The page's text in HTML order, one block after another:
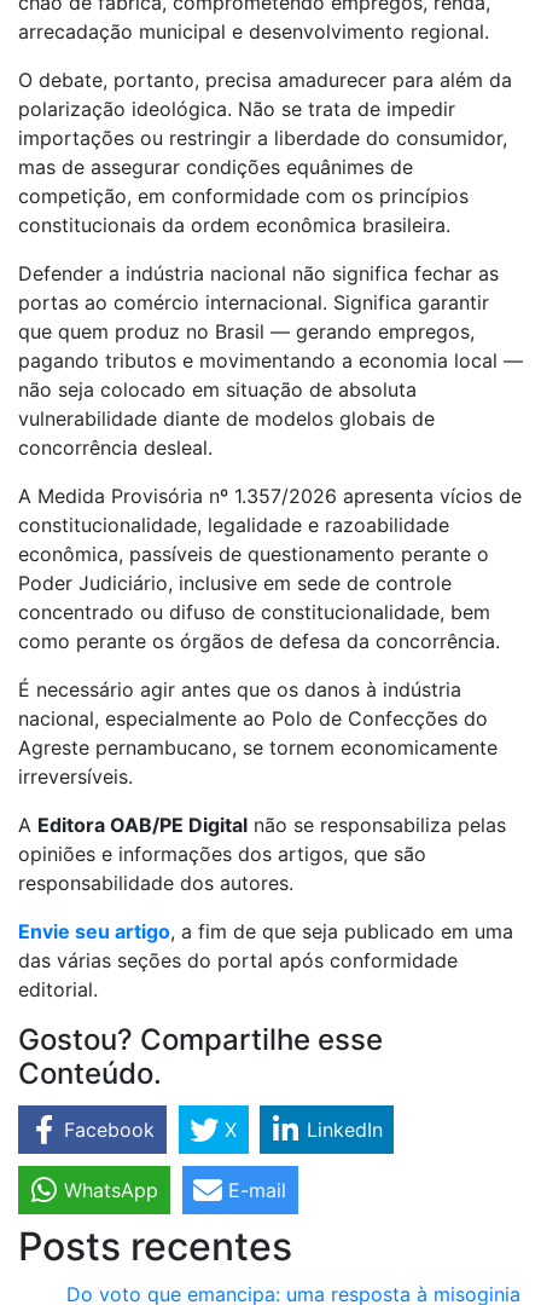
arrecadação municipal e desenvolvimento regional.
O debate, portanto, precisa amadurecer para além da
polarização ideológica. Não se trata de impedir
importações ou restringir a liberdade do consumidor,
mas de assegurar condições equânimes de
competição, em conformidade com os princípios
constitucionais da ordem econômica brasileira.
Defender a indústria nacional não significa fechar as
portas ao comércio internacional. Significa garantir
que quem produz no Brasil — gerando empregos,
pagando tributos e movimentando a economia local —
não seja colocado em situação de absoluta
vulnerabilidade diante de modelos globais de
concorrência desleal.
A Medida Provisória nº 1.357/2026 apresenta vícios de
constitucionalidade, legalidade e razoabilidade
econômica, passíveis de questionamento perante o
Poder Judiciário, inclusive em sede de controle
concentrado ou difuso de constitucionalidade, bem
como perante os órgãos de defesa da concorrência.
É necessário agir antes que os danos à indústria
nacional, especialmente ao Polo de Confecções do
Agreste pernambucano, se tornem economicamente
irreversíveis.
A Editora OAB/PE Digital não se responsabiliza pelas
opiniões e informações dos artigos, que são
responsabilidade dos autores.
Envie seu artigo, a fim de que seja publicado em uma
das várias seções do portal após conformidade
editorial.
Gostou? Compartilhe esse
Conteúdo.
Facebook X LinkedIn
WhatsApp E-mail
Posts recentes
Do voto que emancipa: uma resposta à misoginia